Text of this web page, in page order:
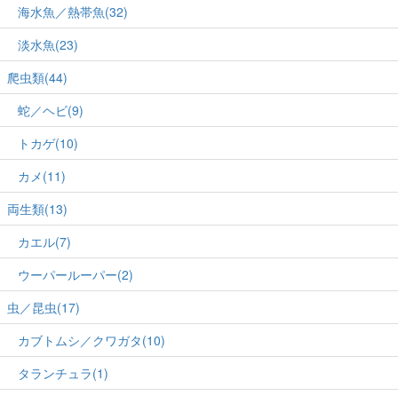
海水魚／熱帯魚(32)
淡水魚(23)
爬虫類(44)
蛇／ヘビ(9)
トカゲ(10)
カメ(11)
両生類(13)
カエル(7)
ウーパールーパー(2)
虫／昆虫(17)
カブトムシ／クワガタ(10)
タランチュラ(1)